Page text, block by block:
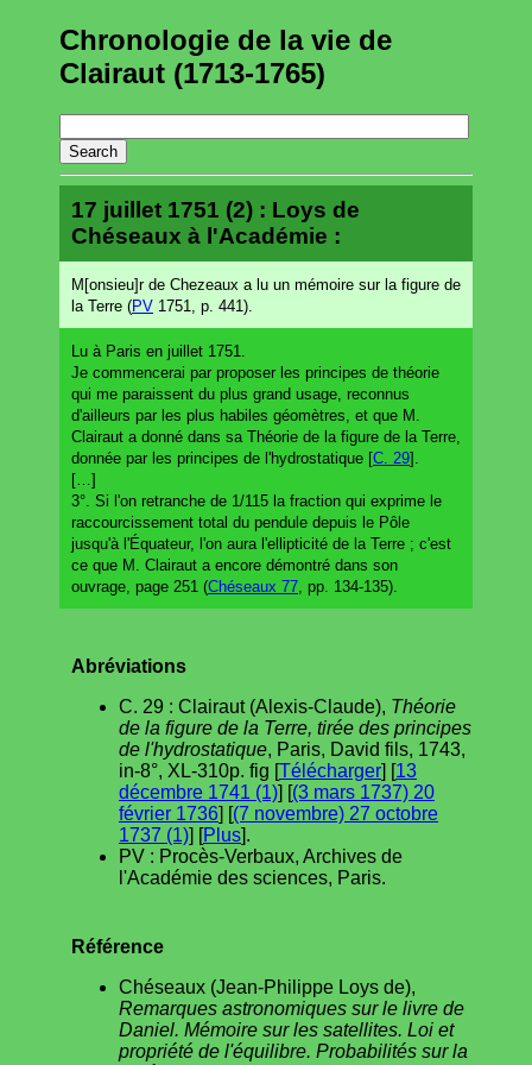
Chronologie de la vie de
Clairaut (1713-1765)
17 juillet 1751 (2) : Loys de
Chéseaux à l'Académie :
M[onsieu]r de Chezeaux a lu un mémoire sur la figure de
la Terre (PV 1751, p. 441).
Lu à Paris en juillet 1751.
Je commencerai par proposer les principes de théorie
qui me paraissent du plus grand usage, reconnus
d'ailleurs par les plus habiles géomètres, et que M.
Clairaut a donné dans sa Théorie de la figure de la Terre,
donnée par les principes de l'hydrostatique [C. 29].
[…]
3°. Si l'on retranche de 1/115 la fraction qui exprime le
raccourcissement total du pendule depuis le Pôle
jusqu'à l'Équateur, l'on aura l'ellipticité de la Terre ; c'est
ce que M. Clairaut a encore démontré dans son
ouvrage, page 251 (Chéseaux 77 , pp. 134-135).
Abréviations
C. 29 : Clairaut (Alexis-Claude), Théorie
de la figure de la Terre, tirée des principes
de l'hydrostatique, Paris, David fils, 1743,
in-8°, XL-310p. fig [Télécharger] [13
décembre 1741 (1)] [(3 mars 1737) 20
février 1736] [(7 novembre) 27 octobre
1737 (1)] [Plus].
PV : Procès-Verbaux, Archives de
l'Académie des sciences, Paris.
Référence
Chéseaux (Jean-Philippe Loys de),
Remarques astronomiques sur le livre de
Daniel. Mémoire sur les satellites. Loi et
propriété de l'équilibre. Probabilités sur la